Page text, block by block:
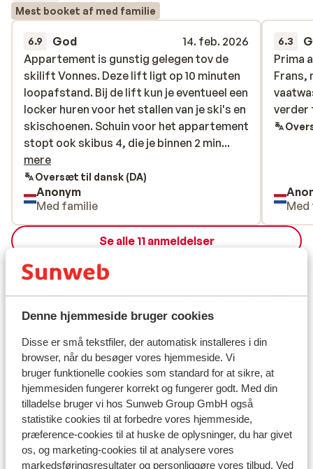
Denne hjemmeside bruger cookies
Disse er små tekstfiler, der automatisk installeres i din
browser, når du besøger vores hjemmeside. Vi
bruger funktionelle cookies som standard for at sikre, at
hjemmesiden fungerer korrekt og fungerer godt. Med din
tilladelse bruger vi hos Sunweb Group GmbH også
statistike cookies til at forbedre vores hjemmeside,
præference-cookies til at huske de oplysninger, du har givet
os, og marketing-cookies til at analysere vores
markedsføringsresultater og personliggøre vores tilbud. Ved
Mest booket af med familie
6.9 God
14. feb. 2026
Appartement is gunstig gelegen tov de
skilift Vonnes. Deze lift ligt op 10 minuten
loopafstand. Bij de lift kun je eventueel een
locker huren voor het stallen van je ski's en
skischoenen. Schuin voor het appartement
stopt ook skibus 4, die je binnen 2 minuten
naar lift Vonnes brengt. Vanuit Vonnes kun
je skiën richting Avoriaz en Chatel. Het 3
kamer appartement zelf is niet al te groot
voor een gezin van 5, zeker als je de
bedbank in de woonkamer gebruikt.
Inrichting is basic; tegels op de vloer zijn
praktisch maar nogal koud en sfeerloos.
Appartement zou wat gezelliger kunnen
worden ingericht.
Appartement is gunstig gelegen tov de
skilift Vonnes. Deze lift ligt op 10 minuten
loopafstand. Bij de lift kun je eventueel een
locker huren voor het stallen van je ski's en
skischoenen. Schuin voor het appartement
stopt ook skibus 4, die je binnen 2 min...
mere
Oversæt til dansk (DA)
Anonym
Med familie
6.3
Prima
Frans,
verder
Prima
Frans,
verder
Se alle 11 anmeldelser
Lokation
Se på kort
I området
Afstand til centrum: ca. 1000 meter
Afstand til skipiste ca. 800 meter